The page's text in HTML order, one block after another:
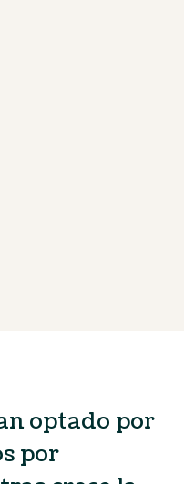
optado por
por